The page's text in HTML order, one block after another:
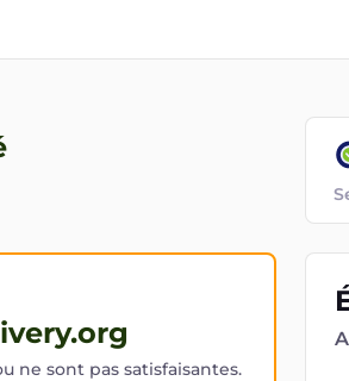
ne sont pas satisfaisantes.